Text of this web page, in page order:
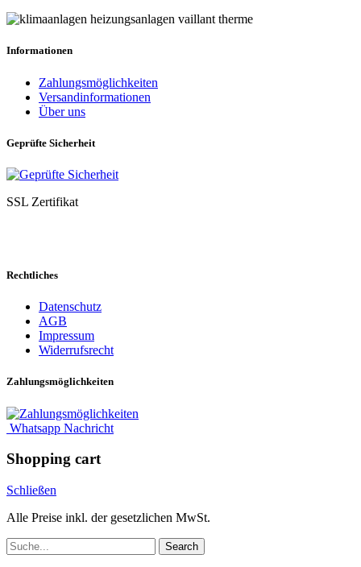
Informationen
Zahlungsmöglichkeiten
Versandinformationen
Über uns
Geprüfte Sicherheit
SSL Zertifikat
Rechtliches
Datenschutz
AGB
Impressum
Widerrufsrecht
Zahlungsmöglichkeiten
Whatsapp Nachricht
Shopping cart
Schließen
Alle Preise inkl. der gesetzlichen MwSt.
Search